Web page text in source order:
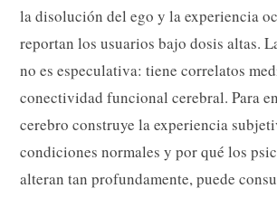
la disolución del ego y la experiencia
reportan los usuarios bajo dosis altas.
no es especulativa: tiene correlatos
conectividad funcional cerebral. Para
cerebro construye la experiencia
condiciones normales y por qué los
alteran tan profundamente, puede